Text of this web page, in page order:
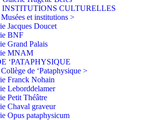
INSTITUTIONS CULTURELLES
et institutions >
Jacques Doucet
BNF
Grand Palais
MNAM
‘PATAPHYSIQUE
de ‘Pataphysique >
Franck Nohain
Leborddelamer
Petit Théâtre
Chaval graveur
Opus pataphysicum